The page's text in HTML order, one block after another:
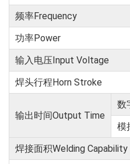
频率Frequency
功率Power
输入电压Input Voltage
焊头行程Horn Stroke
输出时间Output Time
数
模
焊接面积Welding Capability